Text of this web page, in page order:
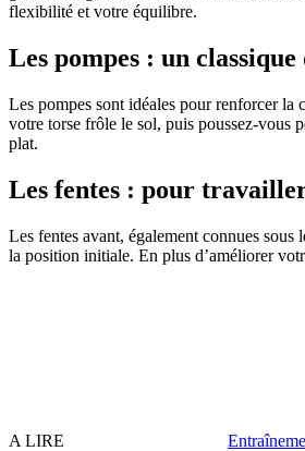
flexibilité et votre équilibre.
Les pompes : un
Les pompes sont idéales pour renforcer la
votre torse frôle le sol, puis poussez-vous
plat.
Les fentes : pour
Les fentes avant, également connues
la position initiale. En plus d’améliorer
A LIRE